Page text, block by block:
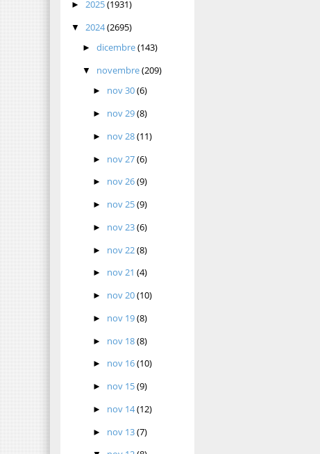
► 2025(1931)
▼ 2024(2695)
► dicembre(143)
▼ novembre(209)
► nov 30(6)
► nov 29(8)
► nov 28(11)
► nov 27(6)
► nov 26(9)
► nov 25(9)
► nov 23(6)
► nov 22(8)
► nov 21(4)
► nov 20(10)
► nov 19(8)
► nov 18(8)
► nov 16(10)
► nov 15(9)
► nov 14(12)
► nov 13(7)